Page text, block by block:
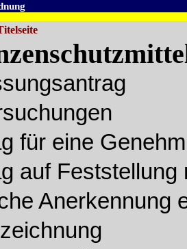
für eine
auf
Anerkennung